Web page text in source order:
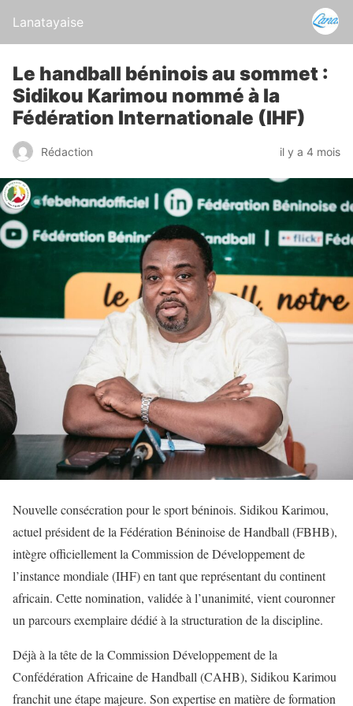
Lanatayaise
Le handball béninois au sommet :
Sidikou Karimou nommé à la
Fédération Internationale (IHF)
Rédaction il y a 4 mois
Nouvelle consécration pour le sport béninois. Sidikou Karimou,
actuel président de la Fédération Béninoise de Handball (FBHB),
intègre officiellement la Commission de Développement de
l’instance mondiale (IHF) en tant que représentant du continent
africain. Cette nomination, validée à l’unanimité, vient couronner
un parcours exemplaire dédié à la structuration de la discipline.
Déjà à la tête de la Commission Développement de la
Confédération Africaine de Handball (CAHB), Sidikou Karimou
franchit une étape majeure. Son expertise en matière de formation